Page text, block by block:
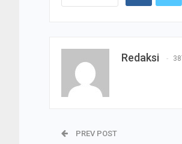
Redaksi
PREV POST